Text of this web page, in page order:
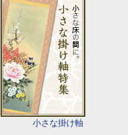
小さな掛け軸